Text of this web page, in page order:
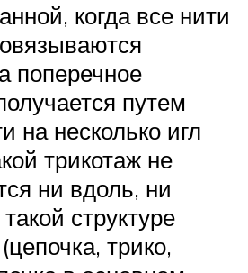
когда все нити
поперечное
путем
на несколько игл
трикотаж не
ни вдоль, ни
структуре
трико,